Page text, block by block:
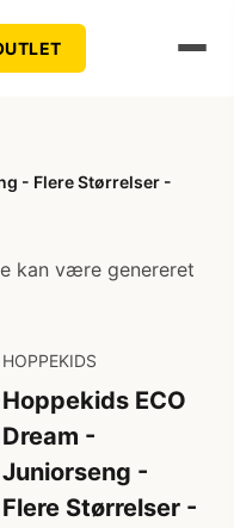
- Flere Størrelser -
kan være genereret
HOPPEKIDS
Hoppekids ECO
Dream -
Juniorseng -
Flere Størrelser -